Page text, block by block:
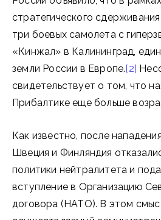
стратегического
три боевых самолета с
«Кинжал» в Калининград,
земли России в Европе.[2]
свидетельствует о том, что
Прибалтике еще больше
Как известно, после
Швеция и Финляндия
политики нейтралитета и
вступление в Организацию
договора (НАТО). В этом